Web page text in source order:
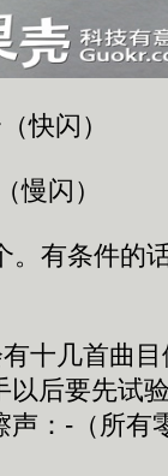
快闪）
慢闪）
。有条件的
十几首曲
后要先试
：-（所有